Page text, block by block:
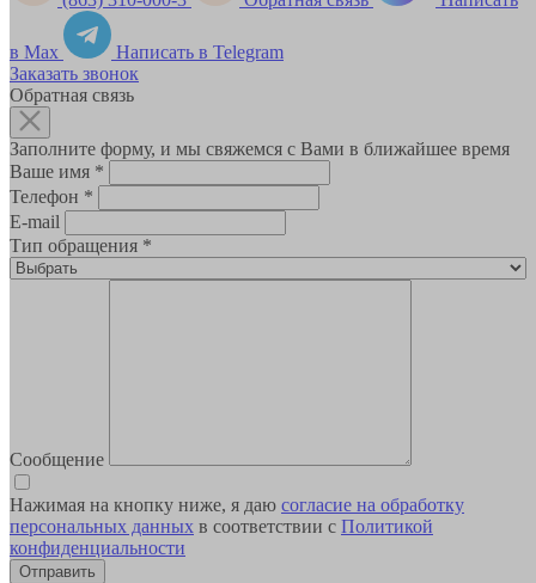
в Max
Написать в Telegram
Заказать звонок
Обратная связь
Заполните форму, и мы свяжемся с Вами в ближайшее время
Ваше имя *
Телефон *
E-mail
Тип обращения *
Сообщение
Нажимая на кнопку ниже, я даю согласие на обработку
персональных данных в соответствии с Политикой
конфиденциальности